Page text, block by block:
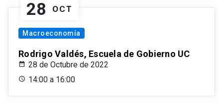
28 OCT
Macroeconomía
Rodrigo Valdés, Escuela de Gobierno UC
28 de Octubre de 2022
14:00 a 16:00